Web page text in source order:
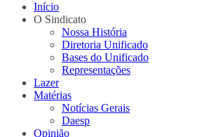
Início
O Sindicato
Nossa História
Diretoria Unificado
Bases do Unificado
Representações
Lazer
Matérias
Notícias Gerais
Daesp
Opinião